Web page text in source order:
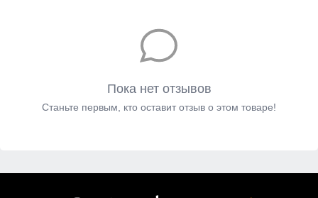
Пока нет отзывов
Станьте первым, кто оставит отзыв о этом товаре!